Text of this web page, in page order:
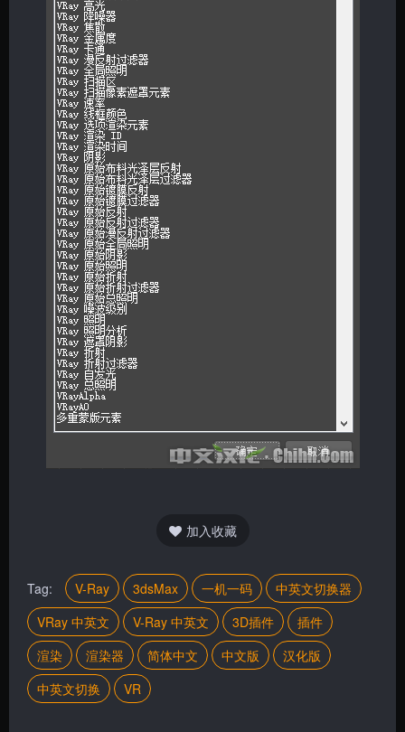
加入收藏
Tag: V-Ray 3dsMax 一机一码
中英文切换器
VRay 中英文
V-Ray 中英文 3D插件
插件
渲染
渲染器 简体中文 中文版
汉化版
中英文切换
VR